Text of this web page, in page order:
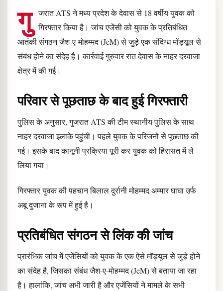
गु
जरात ATS ने मध्य प्रदेश के देवास से 18 वर्षीय युवक को
गिरफ्तार किया है। जांच एजेंसी को युवक के प्रतिबंधित
आतंकी संगठन जैश-ए-मोहम्मद (JeM) से जुड़े एक संदिग्ध मॉड्यूल से
संबंध होने का संदेह है। कार्रवाई गुरुवार रात देवास के नाहर दरवाजा
क्षेत्र में की गई।
परिवार से पूछताछ के बाद हुई गिरफ्तारी
पुलिस के अनुसार, गुजरात ATS की टीम स्थानीय पुलिस के साथ
नाहर दरवाजा इलाके पहुंची। पहले युवक के परिजनों से पूछताछ की
गई। इसके बाद कानूनी प्रक्रिया पूरी कर युवक को हिरासत में ले
लिया गया।
गिरफ्तार युवक की पहचान बिलाल दुर्रानी मोहम्मद अम्मार घाघा उर्फ
अबू दुजाना के रूप में हुई है।
प्रतिबंधित संगठन से लिंक की जांच
प्रारंभिक जांच में एजेंसियों को युवक के एक ऐसे मॉड्यूल से जुड़े होने
का संदेह है, जिसका संबंध जैश-ए-मोहम्मद (JeM) से बताया जा रहा
है। हालांकि, जांच अभी जारी है और एजेंसियों ने मामले के सभी